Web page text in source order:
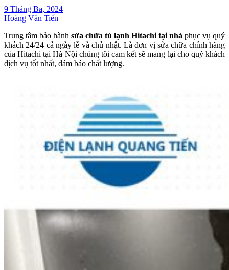
9 Tháng Ba, 2024
Hoàng Văn Tiến
Trung tâm bảo hành sửa chữa tủ lạnh Hitachi tại nhà phục vụ quý
khách 24/24 cả ngày lễ và chủ nhật. Là đơn vị sửa chữa chính hãng
của Hitachi tại Hà Nội chúng tôi cam kết sẽ mang lại cho quý khách
dịch vụ tốt nhất, đảm bảo chất lượng.